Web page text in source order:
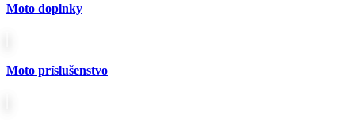
Moto doplnky
Moto príslušenstvo